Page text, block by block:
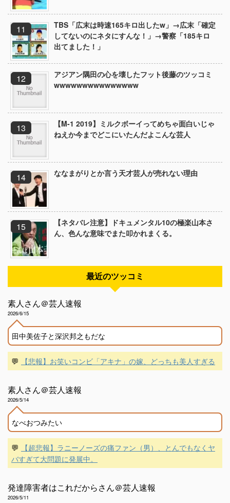
TBS「広末は時速165キロ出したw」→広末「確定
してないのにネタにすんな！」→警察「185キロ
出てました！」
アジアン隅田の心を壊したフット後藤のツッコミ
wwwwwwwwwwwwwww
【M-1 2019】ミルクボーイってめちゃ面白いじゃ
ねえか今までどこにいたんだよこんな芸人
ななまがりとか言う天才芸人が売れない理由
【ネタバレ注意】ドキュメンタル10の極楽山本さ
ん、色んな意味でまた叩かれまくる。
最近のツッコミ
素人さん＠芸人速報
2026/6/15
田中美佐子と深沢邦之もだな
💬 【悲報】お笑いコンビ「アキナ」の嫁、どっちも美人すぎる
素人さん＠芸人速報
2026/5/14
なべおつみたい
💬
【超悲報】ラニーノーズの痛ファン（男）、とんでもなくヤ
バすぎて大問題に発展中。
発達障害者はこれだからさん＠芸人速報
2026/5/11